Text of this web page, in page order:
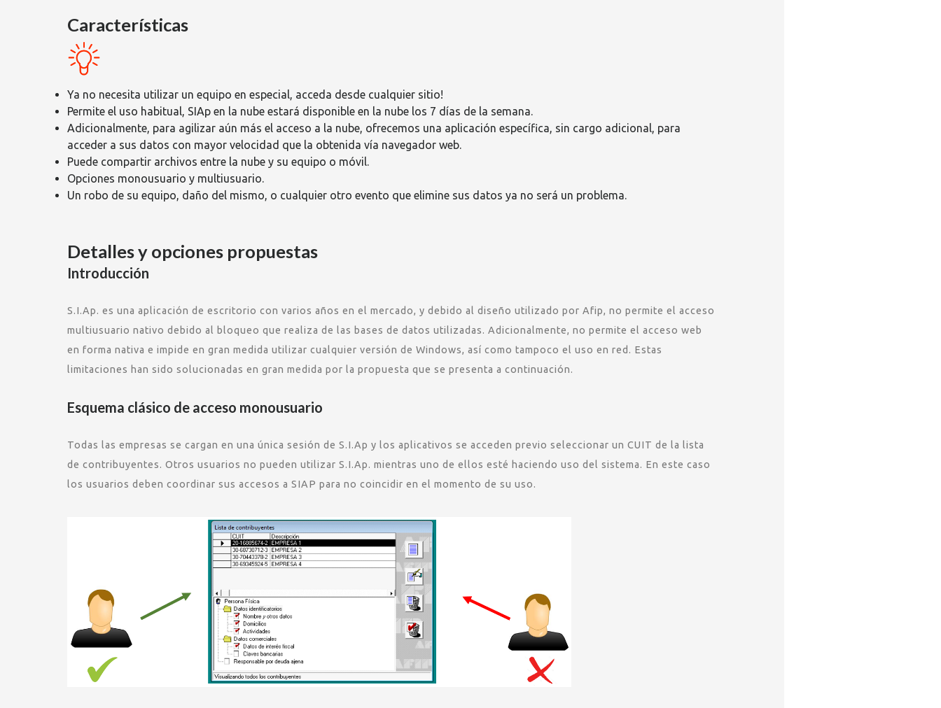
Características
Ya no necesita utilizar un equipo en especial, acceda desde cualquier sitio!
Permite el uso habitual, SIAp en la nube estará disponible en la nube los 7 días de la semana.
Adicionalmente, para agilizar aún más el acceso a la nube, ofrecemos una aplicación específica, sin cargo adicional, para
acceder a sus datos con mayor velocidad que la obtenida vía navegador web.
Puede compartir archivos entre la nube y su equipo o móvil.
Opciones monousuario y multiusuario.
Un robo de su equipo, daño del mismo, o cualquier otro evento que elimine sus datos ya no será un problema.
Detalles y opciones propuestas
Introducción
S.I.Ap. es una aplicación de escritorio con varios años en el mercado, y debido al diseño utilizado por Afip, no permite el acceso
multiusuario nativo debido al bloqueo que realiza de las bases de datos utilizadas. Adicionalmente, no permite el acceso web
en forma nativa e impide en gran medida utilizar cualquier versión de Windows, así como tampoco el uso en red. Estas
limitaciones han sido solucionadas en gran medida por la propuesta que se presenta a continuación.
Esquema clásico de acceso monousuario
Todas las empresas se cargan en una única sesión de S.I.Ap y los aplicativos se acceden previo seleccionar un CUIT de la lista
de contribuyentes. Otros usuarios no pueden utilizar S.I.Ap. mientras uno de ellos esté haciendo uso del sistema. En este caso
los usuarios deben coordinar sus accesos a SIAP para no coincidir en el momento de su uso.